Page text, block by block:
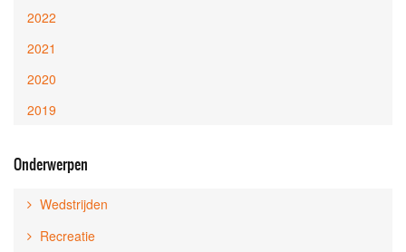
2022
2021
2020
2019
Onderwerpen
Wedstrijden
Recreatie